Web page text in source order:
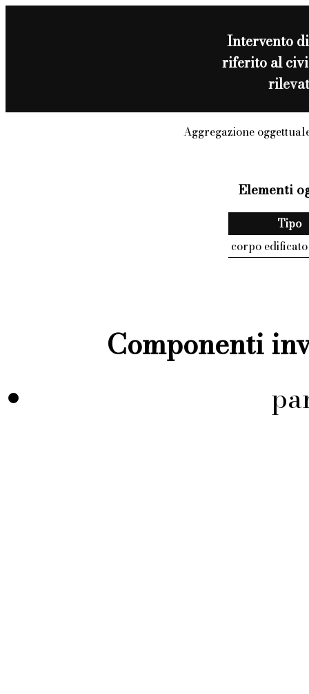
Intervento
riferito al
Aggregazione
Elementi
Tipo
corpo edificato
Componenti